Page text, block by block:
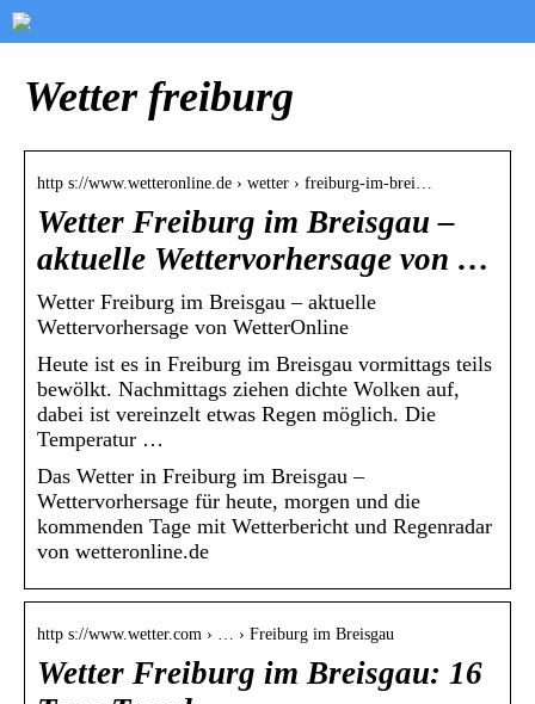
Wetter freiburg
http s://www.wetteronline.de › wetter › freiburg-im-brei…
Wetter Freiburg im Breisgau –
aktuelle Wettervorhersage von …
Wetter Freiburg im Breisgau – aktuelle
Wettervorhersage von WetterOnline
Heute ist es in Freiburg im Breisgau vormittags teils
bewölkt. Nachmittags ziehen dichte Wolken auf,
dabei ist vereinzelt etwas Regen möglich. Die
Temperatur …
Das Wetter in Freiburg im Breisgau –
Wettervorhersage für heute, morgen und die
kommenden Tage mit Wetterbericht und Regenradar
von wetteronline.de
http s://www.wetter.com › … › Freiburg im Breisgau
Wetter Freiburg im Breisgau: 16